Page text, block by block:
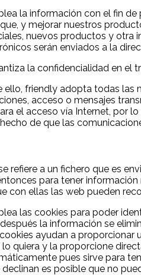
la información con el fin
y mejorar nuestros
nuevos productos y otra
serán enviados a la
la confidencialidad en
ello, friendly adopta todas las
acceso o mensajes
el acceso vía Internet, por
de que las
refiere a un fichero que es
para tener
con ellas las web pueden
las cookies para poder
la información se
ayudan a proporcionar
quiera y la proporcione
pues sirve para
declinan es posible que no